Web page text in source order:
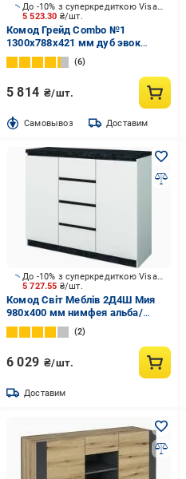
5 523.30 ₴/шт.
До -10% з суперкредиткою Visa Вигода
Комод Грейд Combo №1
1300х788х421 мм дуб эвок
прибрежный /графит серый/дуб
эвок прибрежный
6
5 814 ₴/шт.
Cамовывоз Доставим
5 727.55 ₴/шт.
До -10% з суперкредиткою Visa Вигода
Комод Світ Меблів 2Д4Ш Мия
980x400 мм нимфея альба/
нимфея альба
2
6 029 ₴/шт.
Доставим